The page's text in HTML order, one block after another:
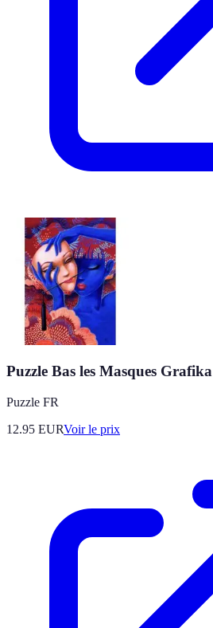
Puzzle Bas les Masques Grafika
Puzzle FR
12.95 EURVoir le prix